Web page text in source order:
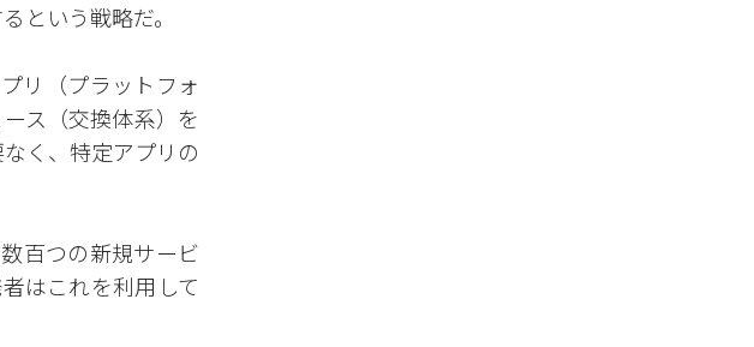
という戦略だ。
リ（プラットフォ
ス（交換体系）を
く、特定アプリの
百つの新規サービ
はこれを利用して